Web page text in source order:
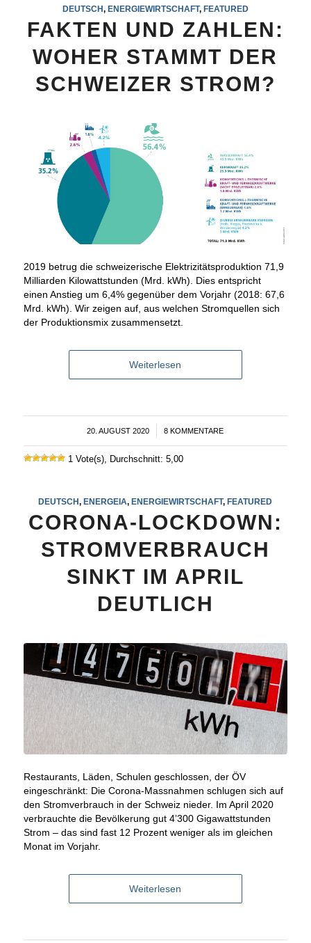
DEUTSCH, ENERGIEWIRTSCHAFT, FEATURED
FAKTEN UND ZAHLEN:
WOHER STAMMT DER
SCHWEIZER STROM?
2019 betrug die schweizerische Elektrizitätsproduktion 71,9
Milliarden Kilowattstunden (Mrd. kWh). Dies entspricht
einen Anstieg um 6,4% gegenüber dem Vorjahr (2018: 67,6
Mrd. kWh). Wir zeigen auf, aus welchen Stromquellen sich
der Produktionsmix zusammensetzt.
Weiterlesen
20. AUGUST 2020
/ 8 KOMMENTARE
1 Vote(s), Durchschnitt: 5,00
DEUTSCH,ENERGEIA,ENERGIEWIRTSCHAFT,FEATURED
CORONA-LOCKDOWN:
STROMVERBRAUCH
SINKT IM APRIL
DEUTLICH
Restaurants, Läden, Schulen geschlossen, der ÖV
eingeschränkt: Die Corona-Massnahmen schlugen sich auf
den Stromverbrauch in der Schweiz nieder. Im April 2020
verbrauchte die Bevölkerung gut 4’300 Gigawattstunden
Strom – das sind fast 12 Prozent weniger als im gleichen
Monat im Vorjahr.
Weiterlesen